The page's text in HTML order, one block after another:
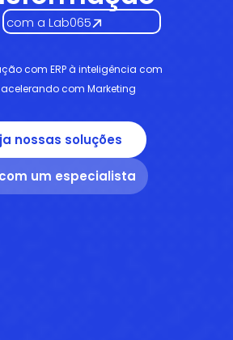
com a Lab065
com ERP à inteligência com
acelerando com Marketing
nossas soluções
um especialista